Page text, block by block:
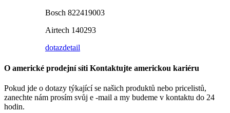
Bosch 822419003
Airtech 140293
dotazdetail
O americké prodejní síti Kontaktujte americkou kariéru
Pokud jde o dotazy týkající se našich produktů nebo pricelistů,
zanechte nám prosím svůj e -mail a my budeme v kontaktu do 24
hodin.